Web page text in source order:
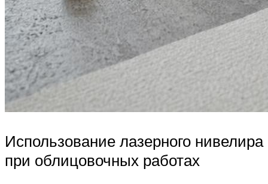
Использование лазерного нивелира
при облицовочных работах